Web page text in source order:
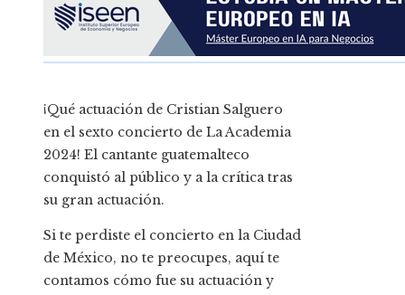
¡Qué actuación de Cristian Salguero
en el sexto concierto de La Academia
2024! El cantante guatemalteco
conquistó al público y a la crítica tras
su gran actuación.
Si te perdiste el concierto en la Ciudad
de México, no te preocupes, aquí te
contamos cómo fue su actuación y